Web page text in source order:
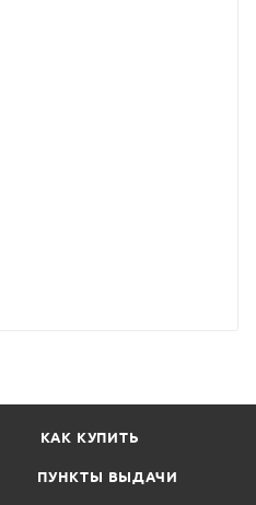
КАК КУПИТЬ
ПУНКТЫ ВЫДАЧИ